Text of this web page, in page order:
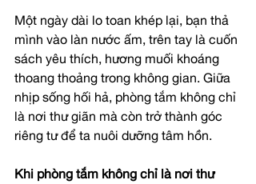
Một ngày dài lo toan khép lại, bạn thả
mình vào làn nước ấm, trên tay là cuốn
sách yêu thích, hương muối khoáng
thoang thoảng trong không gian. Giữa
nhịp sống hối hả, phòng tắm không chỉ
là nơi thư giãn mà còn trở thành góc
riêng tư để ta nuôi dưỡng tâm hồn.
Khi phòng tắm không chỉ là nơi thư